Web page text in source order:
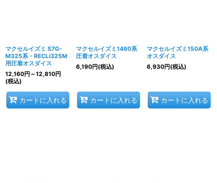
マクセルイズミ S7G-
M325系・RECLi325M
用圧着オスダイス
12,160円 ～12,810円
(税込)
カートに入れる
マクセルイズミ1460系
圧着オスダイス
6,190円(税込)
カートに入れる
マクセルイズミ150A系
オスダイス
6,930円(税込)
カートに入れる